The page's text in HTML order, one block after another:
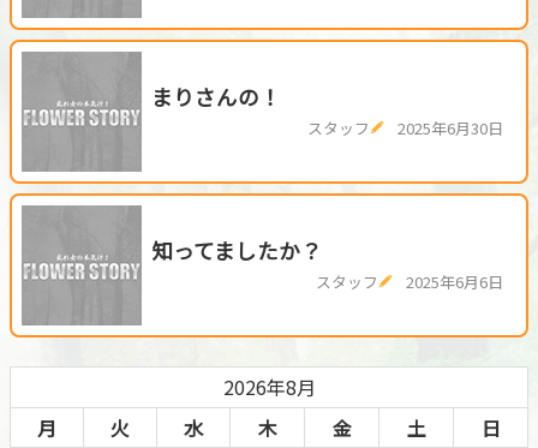
まりさんの！
スタッフ 2025年6月30日
知ってましたか？
スタッフ 2025年6月6日
2026年8月
月
火 水 木 金 土
日